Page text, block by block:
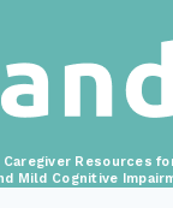
Caregiver Resources
Mild Cognitive